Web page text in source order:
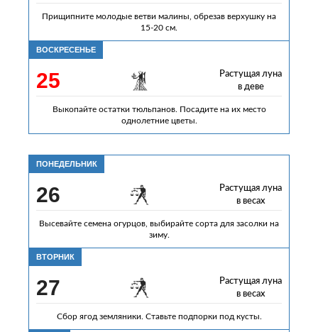
Прищипните молодые ветви малины, обрезав верхушку на
15-20 см.
ВОСКРЕСЕНЬЕ
25
Растущая луна
в деве
Выкопайте остатки тюльпанов. Посадите на их место
однолетние цветы.
ПОНЕДЕЛЬНИК
26
Растущая луна
в весах
Высевайте семена огурцов, выбирайте сорта для засолки на
зиму.
ВТОРНИК
27
Растущая луна
в весах
Сбор ягод земляники. Ставьте подпорки под кусты.